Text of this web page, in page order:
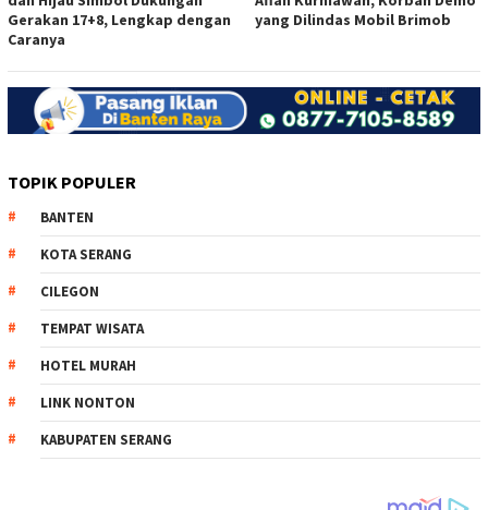
Gerakan 17+8, Lengkap dengan
Caranya
yang Dilindas Mobil Brimob
TOPIK POPULER
BANTEN
KOTA SERANG
CILEGON
TEMPAT WISATA
HOTEL MURAH
LINK NONTON
KABUPATEN SERANG